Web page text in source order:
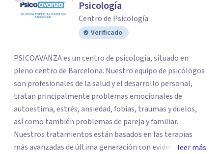
Psicología
Centro de Psicología
Verificado
PSICOAVANZA es un centro de psicología, situado en
pleno centro de Barcelona. Nuestro equipo de psicólogos
son profesionales de la salud y el desarrollo personal,
tratan principalmente problemas emocionales de
autoestima, estrés, ansiedad, fobias, traumas y duelos,
así como también problemas de pareja y familiar.
Nuestros tratamientos están basados en las terapias
más avanzadas de última generación con evidencialeer más